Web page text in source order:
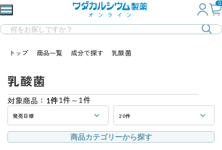
0
トップ 商品一覧 成分で探す 乳酸菌
乳酸菌
対象商品： 1件1件～1件
20件
発売日順
商品カテゴリーから探す